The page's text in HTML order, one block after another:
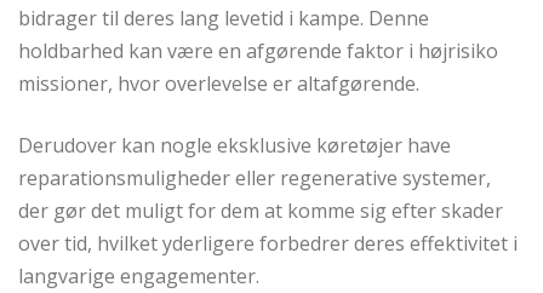
bidrager til deres lang levetid i kampe. Denne
holdbarhed kan være en afgørende faktor i højrisiko
missioner, hvor overlevelse er altafgørende.
Derudover kan nogle eksklusive køretøjer have
reparationsmuligheder eller regenerative systemer,
der gør det muligt for dem at komme sig efter skader
over tid, hvilket yderligere forbedrer deres effektivitet i
langvarige engagementer.